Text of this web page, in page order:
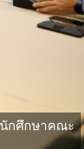
นักศึกษาคณะ